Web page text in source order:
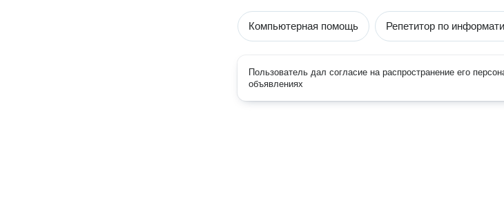
Компьютерная помощь Репетитор по
Пользователь дал согласие на распространение его
объявлениях